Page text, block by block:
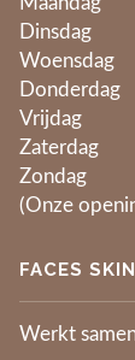
Maandag
Dinsdag
Woensdag
Donderdag
Vrijdag
Zaterdag
Zondag
(Onze
FACES
Werkt